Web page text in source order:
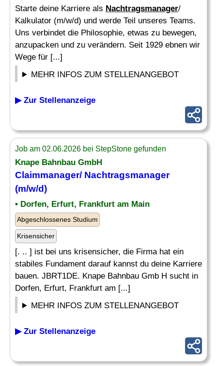
Starte deine Karriere als Nachtragsmanager/
Kalkulator (m/w/d) und werde Teil unseres Teams.
Uns verbindet die Philosophie, etwas zu bewegen,
anzupacken und zu verändern. Seit 1929 ebnen wir
Wege für [...]
MEHR INFOS ZUM STELLENANGEBOT
▶ Zur Stellenanzeige
Job am 02.06.2026 bei StepStone gefunden
Knape Bahnbau GmbH
Claimmanager/ Nachtragsmanager
(m/w/d)
• Dorfen, Erfurt, Frankfurt am Main
Abgeschlossenes Studium
Krisensicher
[. .. ] ist bei uns krisensicher, die Firma hat ein
stabiles Fundament darauf kannst du deine Karriere
bauen. JBRT1DE. Knape Bahnbau Gmb H sucht in
Dorfen, Erfurt, Frankfurt am [...]
MEHR INFOS ZUM STELLENANGEBOT
▶ Zur Stellenanzeige